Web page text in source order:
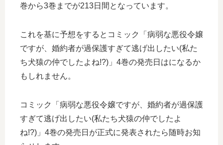
巻から3巻までが213日間となっています。
これを基に予想をするとコミック「病弱な悪役令嬢
ですが、婚約者が過保護すぎて逃げ出したい(私た
ち犬猿の仲でしたよね!?)」4巻の発売日はになるか
もしれません。
コミック「病弱な悪役令嬢ですが、婚約者が過保護
すぎて逃げ出したい(私たち犬猿の仲でしたよ
ね!?)」4巻の発売日が正式に発表されたら随時お知